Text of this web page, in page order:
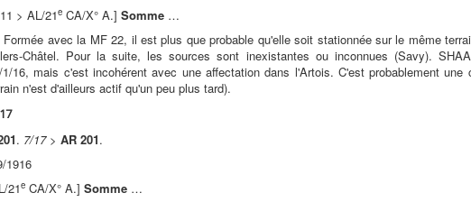
> AL/21e CA/X° A.] Somme …
Formée avec la MF 22, il est plus que probable qu'elle soit stationnée sur le même
Châtel. Pour la suite, les sources sont inexistantes ou inconnues (Savy).
1/16, mais c'est incohérent avec une affectation dans l'Artois. C'est probablement
n'est d'ailleurs actif qu'un peu plus tard).
. 7/17> AR 201.
1916
21e CA/X° A.] Somme …